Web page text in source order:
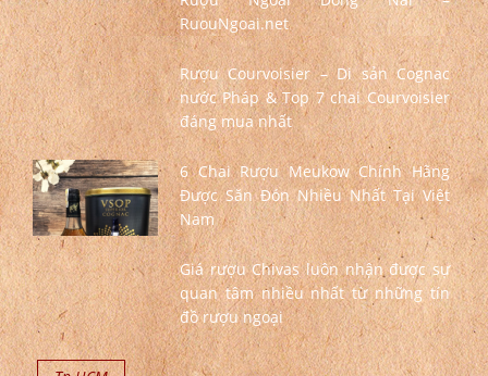
RuouNgoai.net
Rượu Courvoisier – Di sản Cognac
nước Pháp & Top 7 chai Courvoisier
đáng mua nhất
6 Chai Rượu Meukow Chính Hãng
Được Săn Đón Nhiều Nhất Tại Việt
Nam
Giá rượu Chivas luôn nhận được sự
quan tâm nhiều nhất từ những tín
đồ rượu ngoại